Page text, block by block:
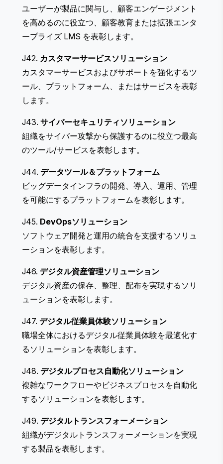
ユーザーが製品に関与し、顧客エンゲージメント
を高めるのに役立つ、顧客教育または拡張エンタ
ープライズ LMS を表彰します。
J42. カスタマーサービスソリューション
カスタマーサービスおよびサポートを強化するツ
ール、プラットフォーム、またはサービスを表彰
します。
J43. サイバーセキュリティソリューション
組織をサイバー攻撃から保護するのに役立つ最高
のツール/サービスを表彰します。
J44. データツール＆プラットフォーム
ビッグデータインフラの開発、導入、運用、管理
を可能にするプラットフォームを表彰します。
J45. DevOpsソリューション
ソフトウェア開発と運用の統合を支援するソリュ
ーションを表彰します。
J46. デジタル資産管理ソリューション
デジタル資産の保存、整理、配布を実現するソリ
ューションを表彰します。
J47. デジタル従業員体験ソリューション
職場全体におけるデジタル従業員体験を最適化す
るソリューションを表彰します。
J48. デジタルプロセス自動化ソリューション
複雑なワークフローやビジネスプロセスを自動化
するソリューションを表彰します。
J49. デジタルトランスフォーメーション
組織がデジタルトランスフォーメーションを実現
する製品を表彰します。